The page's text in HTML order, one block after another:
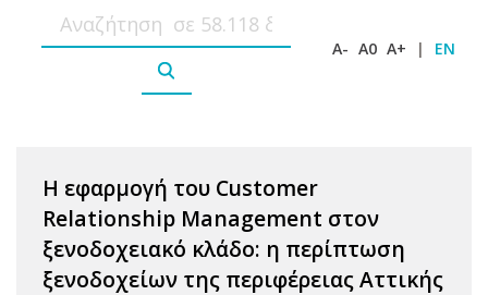
A- A0 A+ | EN
Η εφαρμογή του Customer
Relationship Management στον
ξενοδοχειακό κλάδο: η περίπτωση
ξενοδοχείων της περιφέρειας Αττικής